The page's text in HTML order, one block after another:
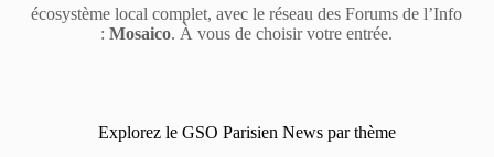
écosystème local complet, avec le réseau des Forums de l’Info
:Mosaico. À vous de choisir votre entrée.
Explorez le GSO Parisien News par thème